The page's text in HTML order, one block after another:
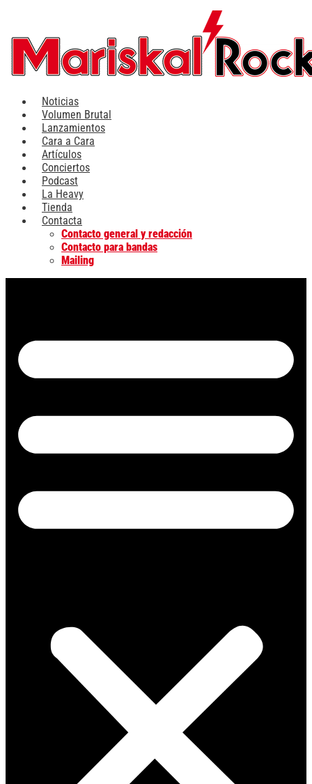
contenido
Noticias
Volumen Brutal
Lanzamientos
Cara a Cara
Artículos
Conciertos
Podcast
La Heavy
Tienda
Contacta
Contacto general y redacción
Contacto para bandas
Mailing